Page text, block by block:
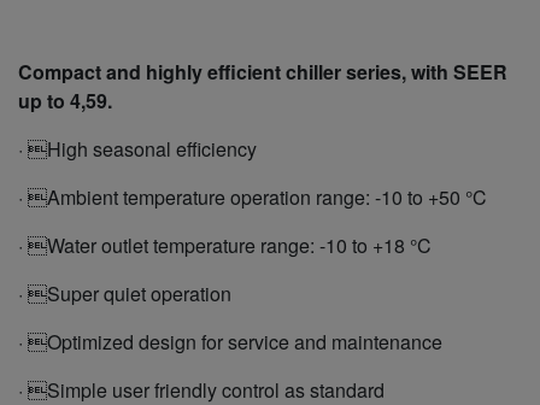
Compact and highly efficient chiller series, with SEER
up to 4,59.
· High seasonal efficiency
· Ambient temperature operation range: -10 to +50 °C
· Water outlet temperature range: -10 to +18 °C
· Super quiet operation
· Optimized design for service and maintenance
· Simple user friendly control as standard